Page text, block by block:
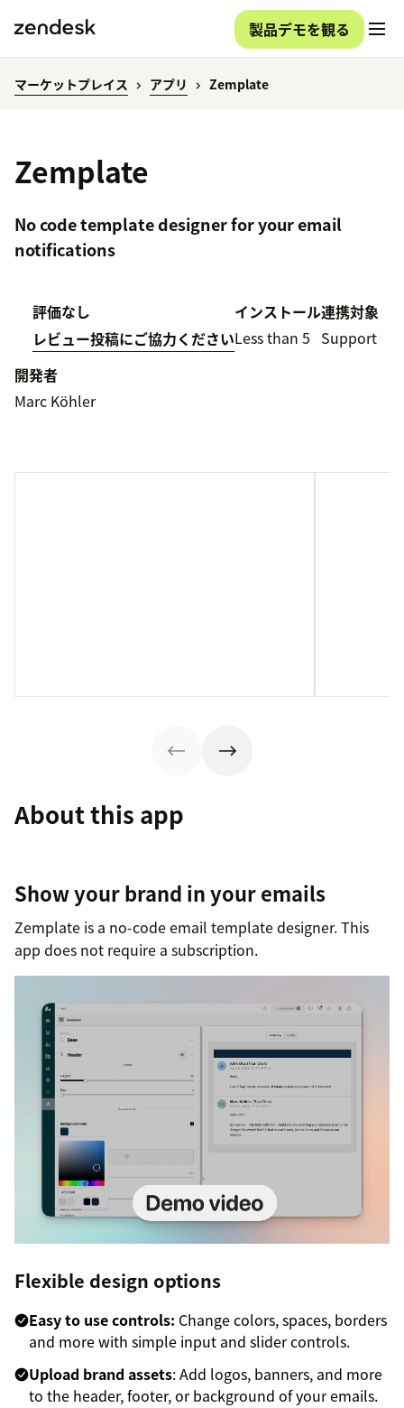
製品デモを観る
マーケットプレイス アプリ Zemplate
Zemplate
No code template designer for your email
notifications
評価なし
レビュー投稿にご協力ください
インストール
Less than 5
連携対象
Support
開発者
Marc Köhler
About this app
Show your brand in your emails
Zemplate is a no-code email template designer. This
app does not require a subscription.
Flexible design options
Easy to use controls: Change colors, spaces, borders
and more with simple input and slider controls.
Upload brand assets: Add logos, banners, and more
to the header, footer, or background of your emails.